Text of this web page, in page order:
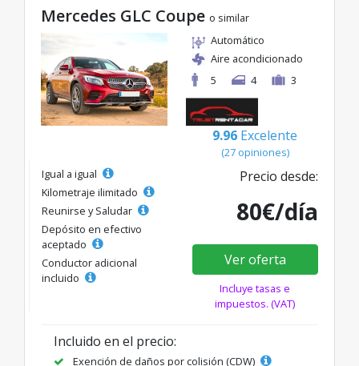
Mercedes GLC Coupe o similar
Automático
Aire acondicionado
5
4 3
9.96 Excelente
(27 opiniones)
Igual a igual
Kilometraje ilimitado
Reunirse y Saludar
Depósito en efectivo
aceptado
Conductor adicional
incluido
Precio desde:
80€/día
Ver oferta
Incluye tasas e
impuestos. (VAT)
Incluido en el precio:
Exención de daños por colisión (CDW)